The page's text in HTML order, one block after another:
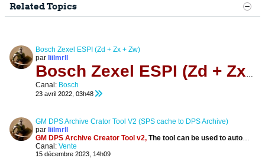
Related Topics
Bosch Zexel ESPI (Zd + Zx + Zw)
par liilmrll
Bosch Zexel ESPI (Zd + Zx + Zw)
Canal: Bosch
23 avril 2022, 03h48
GM DPS Archive Crator Tool V2 (SPS cache to DPS Archive)
par liilmrll
GM DPS Archive Creator Tool v2, The tool can be used to automatically create the DPS archive file from the GM SPS cache folder calibration fil
Canal: Vente
15 décembre 2023, 14h09